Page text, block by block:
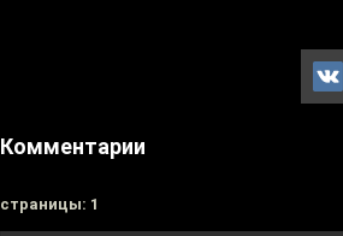
Комментарии
cтраницы: 1